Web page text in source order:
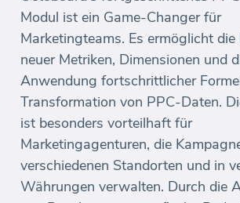
Modul ist ein Game-Changer für
Marketingteams. Es ermöglicht die
neuer Metriken, Dimensionen und
Anwendung fortschrittlicher
Transformation von PPC-Daten.
ist besonders vorteilhaft für
Marketingagenturen, die
verschiedenen Standorten und in
Währungen verwalten. Durch die